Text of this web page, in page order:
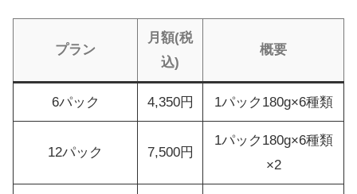
プラン
月額(税
込)
概要
6パック 4,350円 1パック180g×6種類
12パック 7,500円
1パック180g×6種類
×2